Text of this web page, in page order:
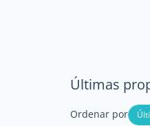
Últimas
Ordenar por